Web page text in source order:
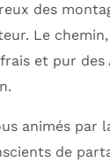
des
Le
frais et pur des
animés par
de